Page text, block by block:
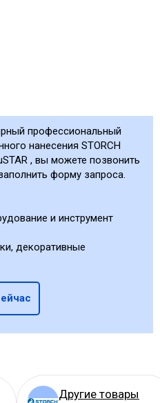
профессиональный
нанесения STORCH
, вы можете позвонить
форму запроса.
и инструмент
декоративные
Другие товары